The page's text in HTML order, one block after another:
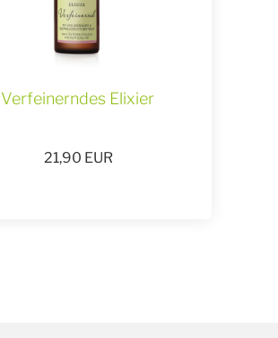
Verfeinerndes Elixier
21,90 EUR